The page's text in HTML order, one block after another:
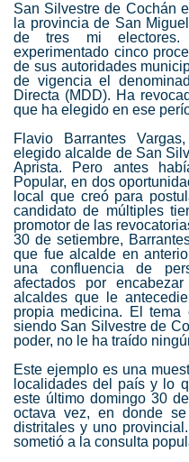
San Silvestre de Cochán
la provincia de San
de tres mi electores.
experimentado cinco
de sus autoridades
de vigencia el
Directa (MDD). Ha
que ha elegido en ese
Flavio Barrantes
elegido alcalde de San
Aprista. Pero antes
Popular, en dos
local que creó para
candidato de múltiples
promotor de las
30 de setiembre,
que fue alcalde en
una confluencia de
afectados por
alcaldes que le
propia medicina. El
siendo San Silvestre de
poder, no le ha traído
Este ejemplo es una
localidades del país y lo
este último domingo 30
octava vez, en donde
distritales y uno
sometió a la consulta